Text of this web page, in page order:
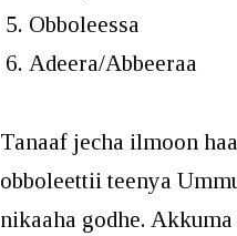
Obboleessa
Adeera/Abbeeraa
Tanaaf jecha ilmoon
obboleettii teenya
nikaaha godhe.